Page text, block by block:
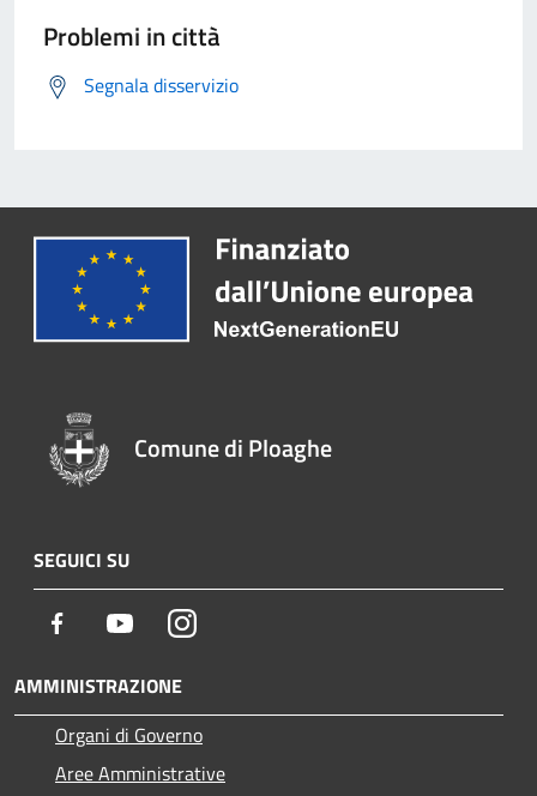
Problemi in città
Segnala disservizio
Comune di Ploaghe
SEGUICI SU
Facebook YoutubeInstagram
AMMINISTRAZIONE
Organi di Governo
Aree Amministrative